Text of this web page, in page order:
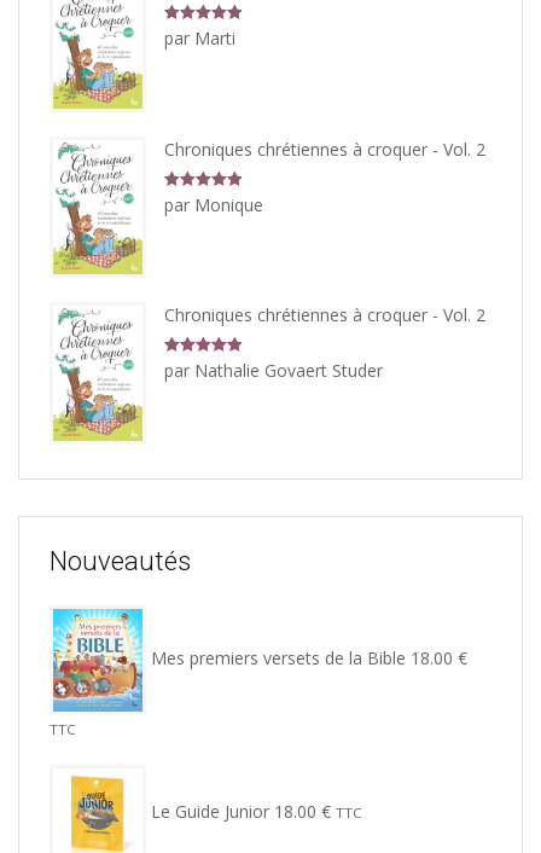
5 sur
5
par Marti
Chroniques chrétiennes à croquer - Vol. 2
5 sur
5
par Monique
Chroniques chrétiennes à croquer - Vol. 2
5 sur
5
par Nathalie Govaert Studer
Nouveautés
Mes premiers versets de la Bible 18.00 €
TTC
Le Guide Junior 18.00 € TTC